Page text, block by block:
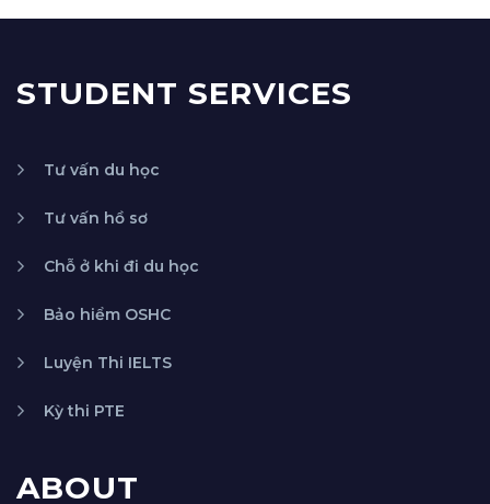
STUDENT SERVICES
Tư vấn du học
Tư vấn hồ sơ
Chỗ ở khi đi du học
Bảo hiểm OSHC
Luyện Thi IELTS
Kỳ thi PTE
ABOUT